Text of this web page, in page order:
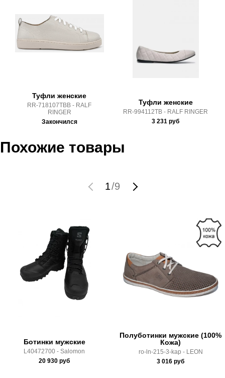
Здесь вы можете более детально ознакомиться с
условиямиоплатыидоставки
Туфли женские
RR-718107TBB - RALF
RINGER
Закончился
Туфли женские
RR-994112TB - RALF RINGER
3 231 руб
Похожие товары
1/9
Ботинки мужские
L40472700 - Salomon
20 930 руб
Полуботинки мужские (100%
Кожа)
ro-ln-215-3-kap - LEON
3 016 руб